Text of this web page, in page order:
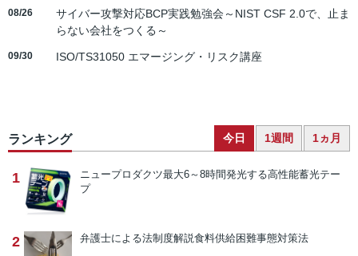
08/26
サイバー攻撃対応BCP実践勉強会～NIST CSF 2.0で、止ま
らない会社をつくる～
09/30 ISO/TS31050 エマージング・リスク講座
ランキング 今日 1週間 1ヵ月
1 ニュープロダクツ最大6～8時間発光する高性能蓄光テー
プ
2 弁護士による法制度解説食料供給困難事態対策法